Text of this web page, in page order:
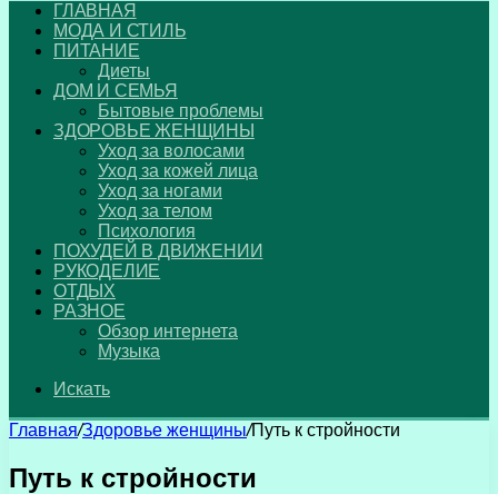
ГЛАВНАЯ
МОДА И СТИЛЬ
ПИТАНИЕ
Диеты
ДОМ И СЕМЬЯ
Бытовые проблемы
ЗДОРОВЬЕ ЖЕНЩИНЫ
Уход за волосами
Уход за кожей лица
Уход за ногами
Уход за телом
Психология
ПОХУДЕЙ В ДВИЖЕНИИ
РУКОДЕЛИЕ
ОТДЫХ
РАЗНОЕ
Обзор интернета
Музыка
Искать
Главная/Здоровье женщины/Путь к стройности
Путь к стройности